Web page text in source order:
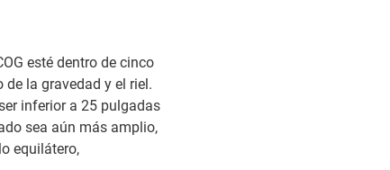
esté dentro de cinco
de la gravedad y el riel.
inferior a 25 pulgadas
sea aún más amplio,
equilátero,